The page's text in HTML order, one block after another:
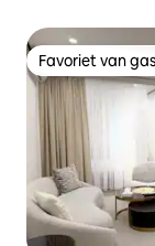
Favoriet van
Favoriet van